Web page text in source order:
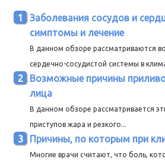
Заболевания сосудов и
симптомы и лечение
В данном обзоре рассматриваются
сердечно-сосудистой системы в
Возможные причины
лица
В данном обзоре рассматривается
приступов жара и резкого...
Причины, по которым при
Многие врачи считают, что боль,